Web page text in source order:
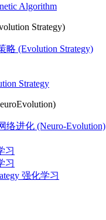
Algorithm
Strategy)
略 (Evolution Strategy)
Strategy
络进化 (Neuro-Evolution)
习
习
强化学习